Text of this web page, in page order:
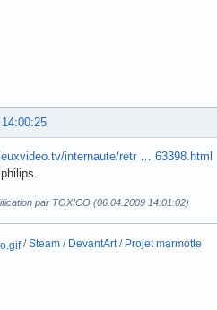
internaute/retr … 63398.html
par TOXICO (06.04.2009 14:01:02)
/Steam / DevantArt/ Projet marmotte